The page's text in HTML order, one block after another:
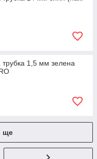
1,5 мм зелена
ще